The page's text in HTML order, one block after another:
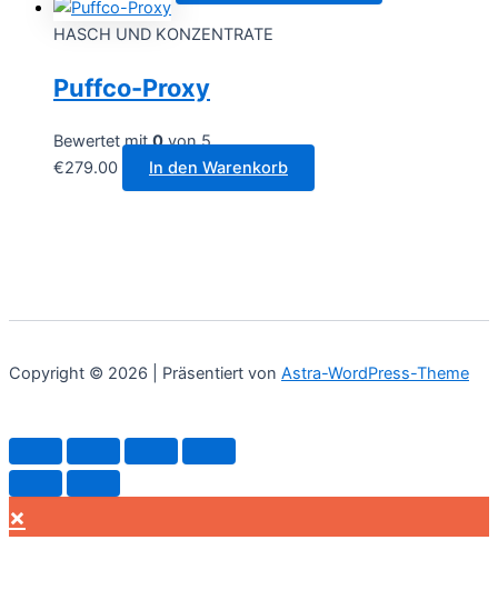
€5.00
bis
Produkt
werden
HASCH UND KONZENTRATE
Puffco-Proxy
Bewertet mit0von 5
€279.00 In den Warenkorb
Copyright © 2026 | Präsentiert von Astra-WordPress-Theme
×